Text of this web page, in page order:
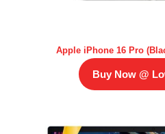
Apple iPhone 16 Pro
Buy Now @